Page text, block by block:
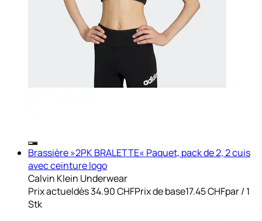
Brassière »2PK BRALETTE« Paquet, pack de 2, 2 cuis
avec ceinture logo
Calvin Klein Underwear
Prix actueldès34.90 CHFPrix de base17.45 CHFpar/ 1
Stk